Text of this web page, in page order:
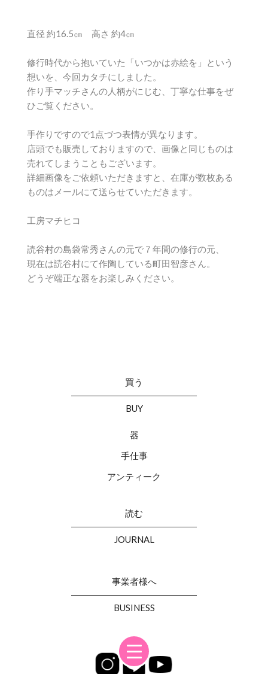
直径 約16.5㎝ 高さ 約4㎝
修行時代から抱いていた「いつかは赤絵を」という
想いを、今回カタチにしました。
作り手マッチさんの人柄がにじむ、丁寧な仕事をぜ
ひご覧ください。
手作りですので1点づつ表情が異なります。
店頭でも販売しておりますので、画像と同じものは
売れてしまうこともございます。
詳細画像をご依頼いただきますと、在庫が数枚ある
ものはメールにて送らせていただきます。
工房マチヒコ
読谷村の島袋常秀さんの元で７年間の修行の元、
現在は読谷村にて作陶している町田智彦さん。
どうぞ端正な器をお楽しみください。
買う
BUY
器
手仕事
アンティーク
読む
JOURNAL
事業者様へ
BUSINESS